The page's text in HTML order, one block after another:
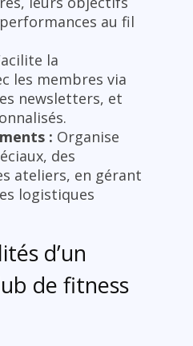
au fil
la
les membres via
newsletters, et
: Organise
des
ateliers, en gérant
logistiques
d’un
de fitness